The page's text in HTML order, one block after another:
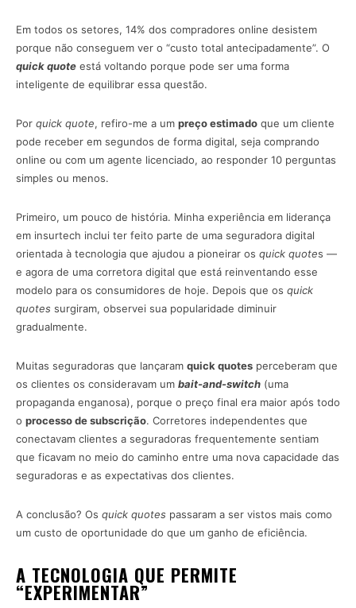
Em todos os setores, 14% dos compradores online desistem
porque não conseguem ver o “custo total antecipadamente”. O
quick quote está voltando porque pode ser uma forma
inteligente de equilibrar essa questão.
Por quick quote, refiro-me a um preço estimado que um cliente
pode receber em segundos de forma digital, seja comprando
online ou com um agente licenciado, ao responder 10 perguntas
simples ou menos.
Primeiro, um pouco de história. Minha experiência em liderança
em insurtech inclui ter feito parte de uma seguradora digital
orientada à tecnologia que ajudou a pioneirar os quick quotes —
e agora de uma corretora digital que está reinventando esse
modelo para os consumidores de hoje. Depois que os quick
quotes surgiram, observei sua popularidade diminuir
gradualmente.
Muitas seguradoras que lançaram quick quotes perceberam que
os clientes os consideravam um bait-and-switch (uma
propaganda enganosa), porque o preço final era maior após todo
o processo de subscrição. Corretores independentes que
conectavam clientes a seguradoras frequentemente sentiam
que ficavam no meio do caminho entre uma nova capacidade das
seguradoras e as expectativas dos clientes.
A conclusão? Os quick quotes passaram a ser vistos mais como
um custo de oportunidade do que um ganho de eficiência.
A TECNOLOGIA QUE PERMITE
“EXPERIMENTAR”